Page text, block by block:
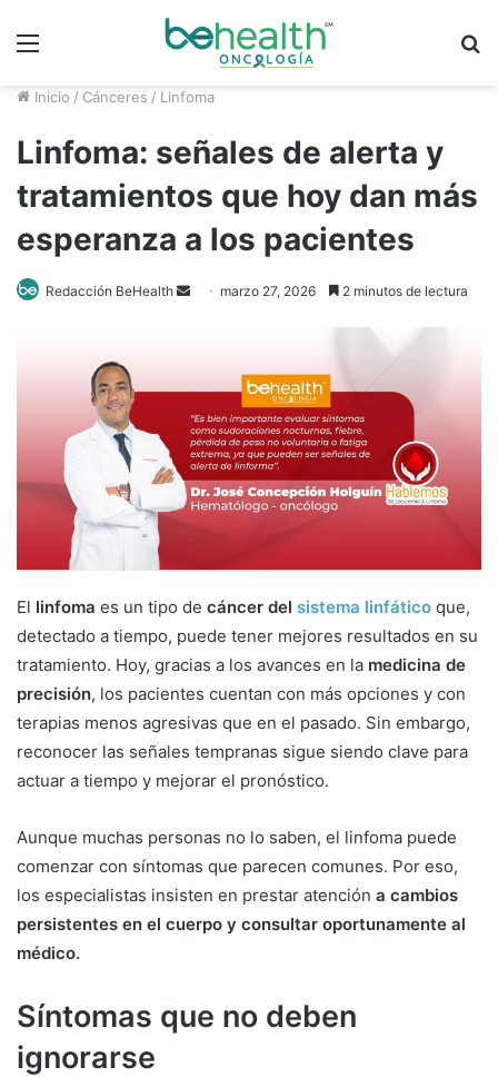
Inicio / Cánceres / Linfoma
Linfoma: señales de alerta y
tratamientos que hoy dan más
esperanza a los pacientes
Redacción BeHealth
a
n
e
m
a
marzo 27, 2026 2 minutos de lectura
El linfoma es un tipo de cáncer del sistema linfático que,
detectado a tiempo, puede tener mejores resultados en su
tratamiento. Hoy, gracias a los avances en la medicina de
precisión, los pacientes cuentan con más opciones y con
terapias menos agresivas que en el pasado. Sin embargo,
reconocer las señales tempranas sigue siendo clave para
actuar a tiempo y mejorar el pronóstico.
Aunque muchas personas no lo saben, el linfoma puede
comenzar con síntomas que parecen comunes. Por eso,
los especialistas insisten en prestar atención a cambios
persistentes en el cuerpo y consultar oportunamente al
médico.
Síntomas que no deben
ignorarse